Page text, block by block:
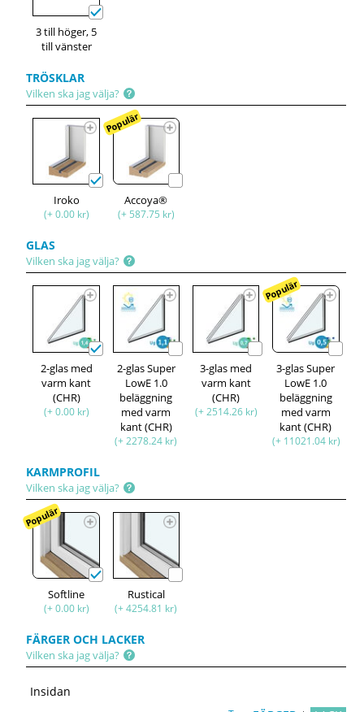
3 till höger, 5
till vänster
TRÖSKLAR
Vilken ska jag välja?
Iroko
(+ 0.00 kr)
Populär
Accoya®
(+ 587.75 kr)
GLAS
Vilken ska jag välja?
2-glas med
varm kant
(CHR)
(+ 0.00 kr)
2-glas Super
LowE 1.0
beläggning
med varm
kant (CHR)
(+ 2278.24 kr)
3-glas med
varm kant
(CHR)
(+ 2514.26 kr)
Populär
3-glas Super
LowE 1.0
beläggning
med varm
kant (CHR)
(+ 11021.04 kr)
KARMPROFIL
Vilken ska jag välja?
Populär
Softline
(+ 0.00 kr)
Rustical
(+ 4254.81 kr)
FÄRGER OCH LACKER
Vilken ska jag välja?
Insidan